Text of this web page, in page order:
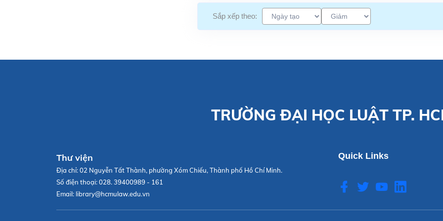
Sắp xếp theo:
TRƯỜNG ĐẠI HỌC LUẬT TP.
Thư viện
Địa chỉ:02 Nguyễn Tất Thành, phường Xóm Chiếu, Thành phố Hồ Chí Minh.
Số điện thoại:028. 39400989 - 161
Email: library@hcmulaw.edu.vn
Quick Links